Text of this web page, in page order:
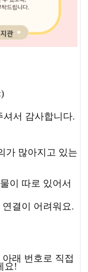
서 감사합니다.
가 많아지고 있는
이 따로 있어서
결이 어려워요.
래 번호로 직접
요!